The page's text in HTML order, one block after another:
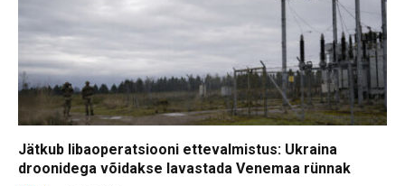
Jätkub libaoperatsiooni ettevalmistus: Ukraina
droonidega võidakse lavastada Venemaa rünnak